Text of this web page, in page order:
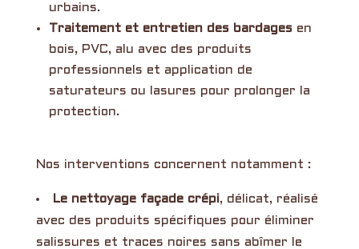
urbains.
Traitement et entretien des bardagesen
bois, PVC, alu avec des produits
professionnels et application de
saturateurs ou lasures pour prolonger la
protection.
Nos interventions concernent notamment :
Le nettoyage façade crépi, délicat, réalisé
avec des produits spécifiques pour éliminer
salissures et traces noires sans abîmer le